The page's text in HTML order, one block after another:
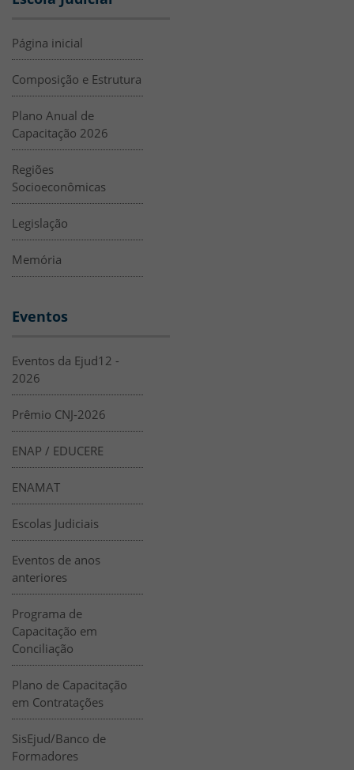
Página inicial
Composição e Estrutura
Plano Anual de
Capacitação 2026
Regiões
Socioeconômicas
Legislação
Memória
Eventos
Eventos da Ejud12 -
2026
Prêmio CNJ-2026
ENAP / EDUCERE
ENAMAT
Escolas Judiciais
Eventos de anos
anteriores
Programa de
Capacitação em
Conciliação
Plano de Capacitação
em Contratações
SisEjud/Banco de
Formadores